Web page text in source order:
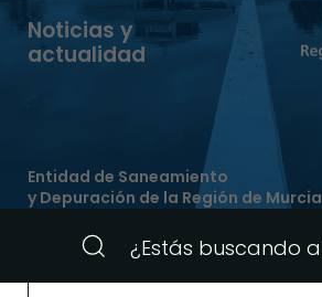
Noticias y
actualidad
Entidad de Saneamiento
y Depuración de la Región de Murcia